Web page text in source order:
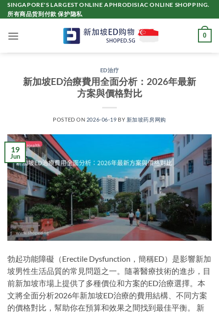
Skip
to
SINGAPORE'S LARGEST ONLINE APHRODISIAC ONLINE SHOPPING.
所有商品货到付款 保护隐私
0
ED治疗
新加坡ED治療費用全面分析：2026年最新
方案與價格對比
POSTED ON 2026-06-19 BY 新加坡药房网购
19
Jun
勃起功能障礙（Erectile Dysfunction，簡稱ED）是影響新加
坡男性生活品質的常見問題之一。隨著醫療技術的進步，目
前新加坡市場上提供了多種價位和方案的ED治療選擇。本
文將全面分析2026年新加坡ED治療的費用結構、不同方案
的價格對比，幫助你在預算和效果之間找到最佳平衡。 新